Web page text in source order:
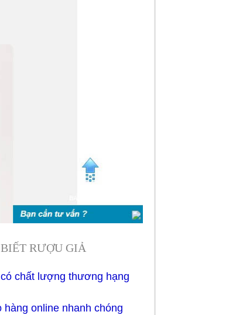
RƯỢU GIẢ
chất lượng thương hạng
online nhanh chóng